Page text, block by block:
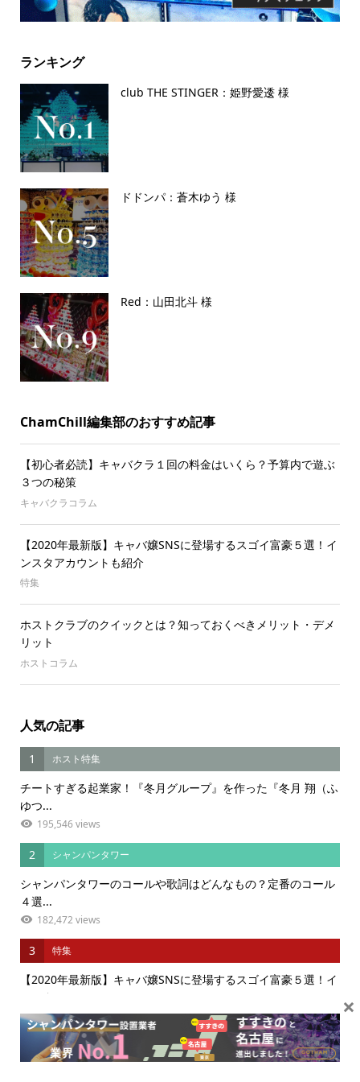
ランキング
club THE STINGER：姫野愛逶 様
ドドンパ：蒼木ゆう 様
Red：山田北斗 様
ChamChill編集部のおすすめ記事
【初心者必読】キャバクラ１回の料金はいくら？予算内で遊ぶ
３つの秘策
キャバクラコラム
【2020年最新版】キャバ嬢SNSに登場するスゴイ富豪５選！イ
ンスタアカウントも紹介
特集
ホストクラブのクイックとは？知っておくべきメリット・デメ
リット
ホストコラム
人気の記事
1 ホスト特集
チートすぎる起業家！『冬月グループ』を作った『冬月 翔（ふ
ゆつ...
195,546 views
2 シャンパンタワー
シャンパンタワーのコールや歌詞はどんなもの？定番のコール
４選...
182,472 views
3 特集
【2020年最新版】キャバ嬢SNSに登場するスゴイ富豪５選！イ
ンスタ...
123,117 views
ホストコラム
×